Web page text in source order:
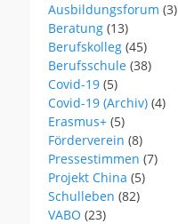
Ausbildungsforum (3)
Beratung (13)
Berufskolleg (45)
Berufsschule (38)
Covid-19 (5)
Covid-19 (Archiv) (4)
Erasmus+ (5)
Förderverein (8)
Pressestimmen (7)
Projekt China (5)
Schulleben (82)
VABO (23)